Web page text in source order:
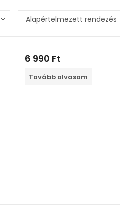
6 990 Ft
Tovább olvasom